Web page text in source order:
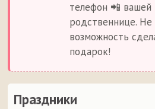
Праздники
телефон 📲 вашей
родственнице. Не
возможность
подарок!